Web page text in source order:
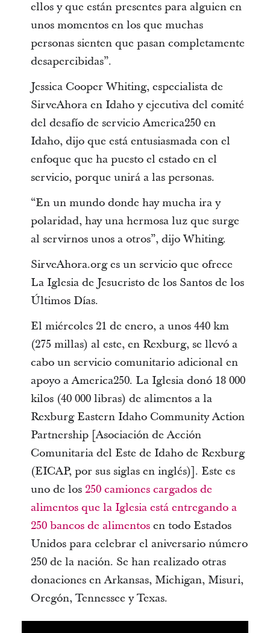
ellos y que están presentes para alguien en
unos momentos en los que muchas
personas sienten que pasan completamente
desapercibidas”.
Jessica Cooper Whiting, especialista de
SirveAhora en Idaho y ejecutiva del comité
del desafío de servicio America250 en
Idaho, dijo que está entusiasmada con el
enfoque que ha puesto el estado en el
servicio, porque unirá a las personas.
“En un mundo donde hay mucha ira y
polaridad, hay una hermosa luz que surge
al servirnos unos a otros”, dijo Whiting.
SirveAhora.org es un servicio que ofrece
La Iglesia de Jesucristo de los Santos de los
Últimos Días.
El miércoles 21 de enero, a unos 440 km
(275 millas) al este, en Rexburg, se llevó a
cabo un servicio comunitario adicional en
apoyo a America250. La Iglesia donó 18 000
kilos (40 000 libras) de alimentos a la
Rexburg Eastern Idaho Community Action
Partnership [Asociación de Acción
Comunitaria del Este de Idaho de Rexburg
(EICAP, por sus siglas en inglés)]. Este es
uno de los 250 camiones cargados de
alimentos que la Iglesia está entregando a
250 bancos de alimentosen todo Estados
Unidos para celebrar el aniversario número
250 de la nación. Se han realizado otras
donaciones en Arkansas, Michigan, Misuri,
Oregón, Tennessee y Texas.